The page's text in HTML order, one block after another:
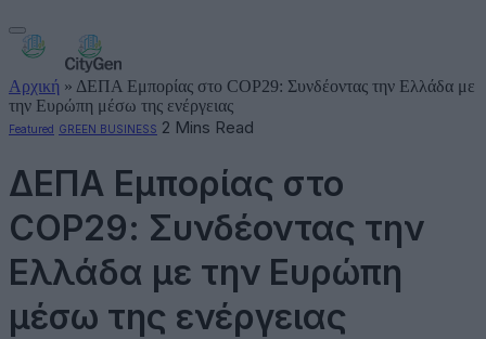
Αρχική » ΔΕΠΑ Εμπορίας στο COP29: Συνδέοντας την Ελλάδα με
την Ευρώπη μέσω της ενέργειας
Featured GREEN BUSINESS 2 Mins Read
ΔΕΠΑ Εμπορίας στο
COP29: Συνδέοντας την
Ελλάδα με την Ευρώπη
μέσω της ενέργειας